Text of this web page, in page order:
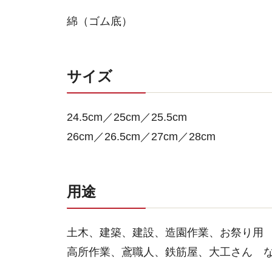
綿（ゴム底）
サイズ
24.5cm／25cm／25.5cm
26cm／26.5cm／27cm／28cm
用途
土木、建築、建設、造園作業、お祭り用
高所作業、鳶職人、鉄筋屋、大工さん